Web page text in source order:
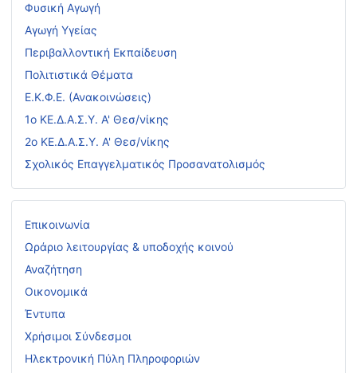
Φυσική Αγωγή
Αγωγή Υγείας
Περιβαλλοντική Εκπαίδευση
Πολιτιστικά Θέματα
Ε.Κ.Φ.Ε. (Ανακοινώσεις)
1ο ΚΕ.Δ.Α.Σ.Υ. Α' Θεσ/νίκης
2ο ΚΕ.Δ.Α.Σ.Υ. Α' Θεσ/νίκης
Σχολικός Επαγγελματικός Προσανατολισμός
Επικοινωνία
Ωράριο λειτουργίας & υποδοχής κοινού
Αναζήτηση
Οικονομικά
Έντυπα
Χρήσιμοι Σύνδεσμοι
Ηλεκτρονική Πύλη Πληροφοριών